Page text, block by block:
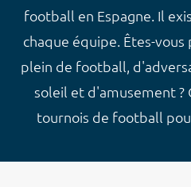
football en Espagne. Il
chaque équipe. Êtes-
plein de football,
soleil et d'amusement ?
tournois de football